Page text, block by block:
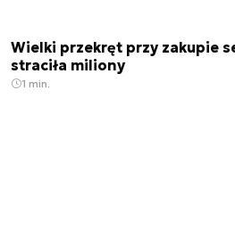
Wielki przekręt przy zakupie
straciła miliony
1 min.